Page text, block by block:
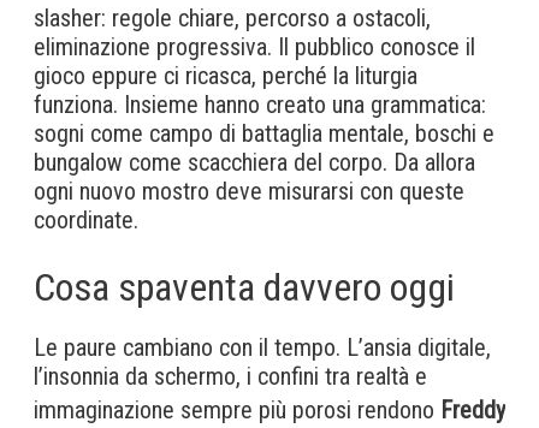
slasher: regole chiare, percorso a ostacoli,
eliminazione progressiva. Il pubblico conosce il
gioco eppure ci ricasca, perché la liturgia
funziona. Insieme hanno creato una grammatica:
sogni come campo di battaglia mentale, boschi e
bungalow come scacchiera del corpo. Da allora
ogni nuovo mostro deve misurarsi con queste
coordinate.
Cosa spaventa davvero oggi
Le paure cambiano con il tempo. L’ansia digitale,
l’insonnia da schermo, i confini tra realtà e
immaginazione sempre più porosi rendono Freddy